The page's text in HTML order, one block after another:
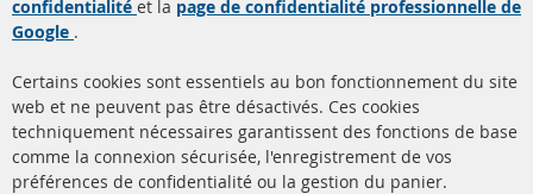
Filtres à particules diesel
(FPD)
Catalyseur (CAT)
Capteurs
Matériel de montage
à propos de nous
livraison
Contact
Résilier le contrat
confidentialité et la page de confidentialité professionnelle de
Google .
Certains cookies sont essentiels au bon fonctionnement du site
web et ne peuvent pas être désactivés. Ces cookies
techniquement nécessaires garantissent des fonctions de base
comme la connexion sécurisée, l'enregistrement de vos
préférences de confidentialité ou la gestion du panier.